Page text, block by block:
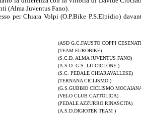
(Alma Juventus Fano).
per Chiara Volpi (O.P.Bike P.S.Elpidio)
(ASD G.C.FAUSTO COPPI
(TEAM EUROBIKE)
(S.C.D. ALMA JUVENTUS FANO)
(A.S.D. G.S. LU CICLONE )
(S.C. PEDALE CHIARAVALLESE)
(TERNANA CICLISMO )
(G.S.GUBBIO CICLISMO
(VELO CLUB CATTOLICA)
(PEDALE AZZURRO RINASCITA)
(A.S.D.DIGIOTEK TEAM )